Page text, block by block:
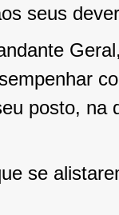
seus
posto, na
se